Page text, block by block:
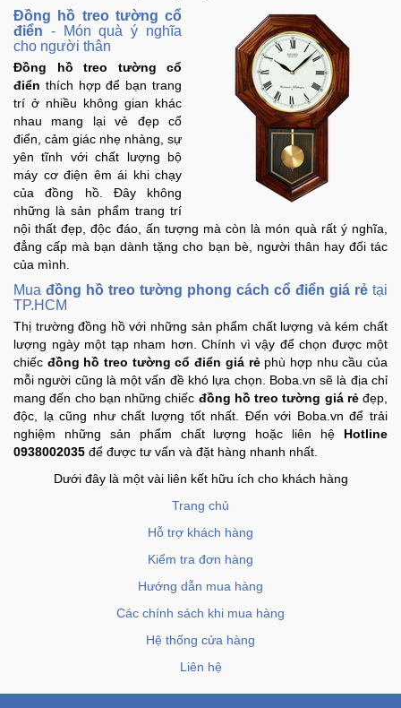
flycam
Đồ
Chơi
Trẻ
Em
Đồng
Hồ
Phụ
Kiện
Nhà
Cửa
Và
Đời
Sống
Máy
Tính
Đồng hồ treo tường cổ
điển - Món quà ý nghĩa
cho người thân
Đồng hồ treo tường cổ
điển thích hợp để bạn trang
trí ở nhiều không gian khác
nhau mang lại vẻ đẹp cổ
điển, cảm giác nhẹ nhàng, sự
yên tĩnh với chất lượng bộ
máy cơ điện êm ái khi chạy
của đồng hồ. Đây không
những là sản phẩm trang trí
nội thất đẹp, độc đáo, ấn tượng mà còn là món quà rất ý nghĩa,
đẳng cấp mà bạn dành tặng cho bạn bè, người thân hay đối tác
của mình.
Mua đồng hồ treo tường phong cách cổ điển giá rẻ tại
TP.HCM
Thị trường đồng hồ với những sản phẩm chất lượng và kém chất
lượng ngày một tạp nham hơn. Chính vì vậy để chọn được một
chiếc đồng hồ treo tường cổ điển giá rẻ phù hợp nhu cầu của
mỗi người cũng là một vấn đề khó lựa chọn. Boba.vn sẽ là địa chỉ
mang đến cho bạn những chiếc đồng hồ treo tường giá rẻ đẹp,
độc, lạ cũng như chất lượng tốt nhất. Đến với Boba.vn để trải
nghiệm những sản phẩm chất lượng hoặc liên hệ Hotline
0938002035 để được tư vấn và đặt hàng nhanh nhất.
Dưới đây là một vài liên kết hữu ích cho khách hàng
Trang chủ
Hỗ trợ khách hàng
Kiểm tra đơn hàng
Hướng dẫn mua hàng
Các chính sách khi mua hàng
Hệ thống cửa hàng
Liên hệ